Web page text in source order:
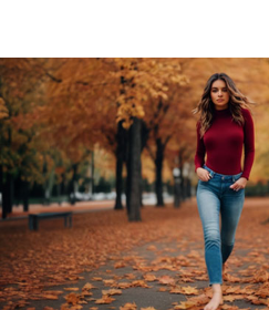
neige
:
Les
bienfaits
médicinaux
de
la
marche
en